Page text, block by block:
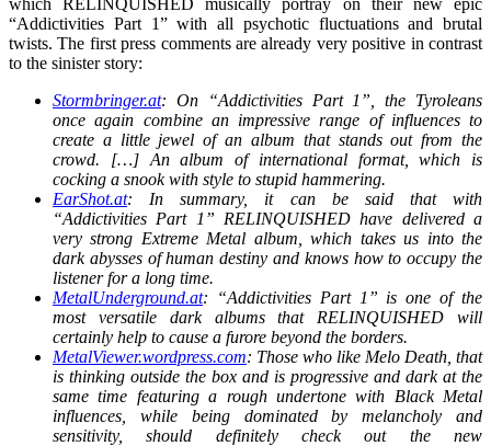
which RELINQUISHED musically portray on their new epic
“Addictivities Part 1” with all psychotic fluctuations and brutal
twists. The first press comments are already very positive in contrast
to the sinister story:
Stormbringer.at: On “Addictivities Part 1”, the Tyroleans
once again combine an impressive range of influences to
create a little jewel of an album that stands out from the
crowd. […] An album of international format, which is
cocking a snook with style to stupid hammering.
EarShot.at: In summary, it can be said that with
“Addictivities Part 1” RELINQUISHED have delivered a
very strong Extreme Metal album, which takes us into the
dark abysses of human destiny and knows how to occupy the
listener for a long time.
MetalUnderground.at: “Addictivities Part 1” is one of the
most versatile dark albums that RELINQUISHED will
certainly help to cause a furore beyond the borders.
MetalViewer.wordpress.com: Those who like Melo Death, that
is thinking outside the box and is progressive and dark at the
same time featuring a rough undertone with Black Metal
influences, while being dominated by melancholy and
sensitivity, should definitely check out the new